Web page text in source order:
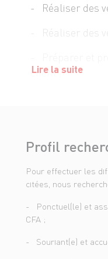
- Réaliser des
- Réaliser des
client ;
promotions ;
- Participer à
préparations
- Réaliser des
- Suivre le
Lire la suite
Profil
Pour effectuer les
citées, nous
- Ponctuel(le) et
CFA ;
- Souriant(e) et